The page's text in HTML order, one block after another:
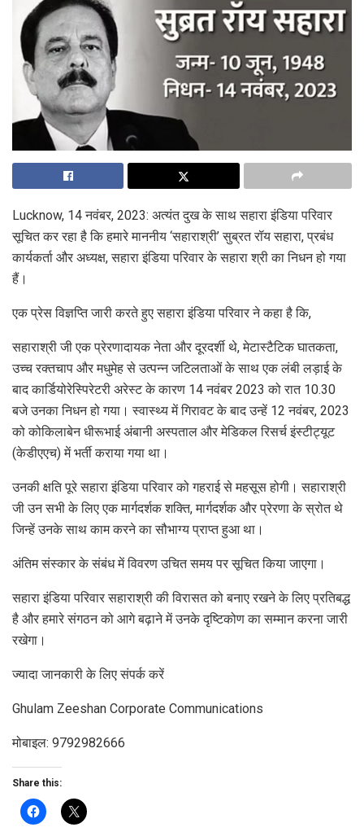
Lucknow, 14 नवंबर, 2023: अत्यंत दुख के साथ सहारा इंडिया परिवार
सूचित कर रहा है कि हमारे माननीय ‘सहाराश्री’ सुब्रत रॉय सहारा, प्रबंध
कार्यकर्ता और अध्यक्ष, सहारा इंडिया परिवार के सहारा श्री का निधन हो गया
हैं।
एक प्रेस विज्ञप्ति जारी करते हुए सहारा इंडिया परिवार ने कहा है कि,
सहाराश्री जी एक प्रेरणादायक नेता और दूरदर्शी थे, मेटास्टैटिक घातकता,
उच्च रक्तचाप और मधुमेह से उत्पन्न जटिलताओं के साथ एक लंबी लड़ाई के
बाद कार्डियोरेस्पिरेटरी अरेस्ट के कारण 14 नवंबर 2023 को रात 10.30
बजे उनका निधन हो गया। स्वास्थ्य में गिरावट के बाद उन्हें 12 नवंबर, 2023
को कोकिलाबेन धीरूभाई अंबानी अस्पताल और मेडिकल रिसर्च इंस्टीट्यूट
(केडीएएच) में भर्ती कराया गया था।
उनकी क्षति पूरे सहारा इंडिया परिवार को गहराई से महसूस होगी। सहाराश्री
जी उन सभी के लिए एक मार्गदर्शक शक्ति, मार्गदर्शक और प्रेरणा के स्रोत थे
जिन्हें उनके साथ काम करने का सौभाग्य प्राप्त हुआ था।
अंतिम संस्कार के संबंध में विवरण उचित समय पर सूचित किया जाएगा।
सहारा इंडिया परिवार सहाराश्री की विरासत को बनाए रखने के लिए प्रतिबद्ध
है और हमारे संगठन को आगे बढ़ाने में उनके दृष्टिकोण का सम्मान करना जारी
रखेगा।
ज्यादा जानकारी के लिए संपर्क करें
Ghulam Zeeshan Corporate Communications
मोबाइल: 9792982666
Share this: